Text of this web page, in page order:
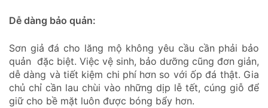
Dễ dàng bảo quản:
Sơn giả đá cho lăng mộ không yêu cầu cần phải bảo
quản đặc biệt. Việc vệ sinh, bảo dưỡng cũng đơn giản,
dễ dàng và tiết kiệm chi phí hơn so với ốp đá thật. Gia
chủ chỉ cần lau chùi vào những dịp lễ tết, cúng giỗ để
giữ cho bề mặt luôn được bóng bẩy hơn.